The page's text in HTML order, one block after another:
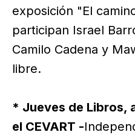
exposición "El
participan Israel
Camilo Cadena y
libre.
* Jueves de Libros,
el CEVART -